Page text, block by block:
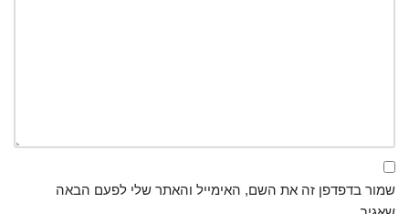
שמור בדפדפן זה את השם, האימייל והאתר שלי לפעם הבאה